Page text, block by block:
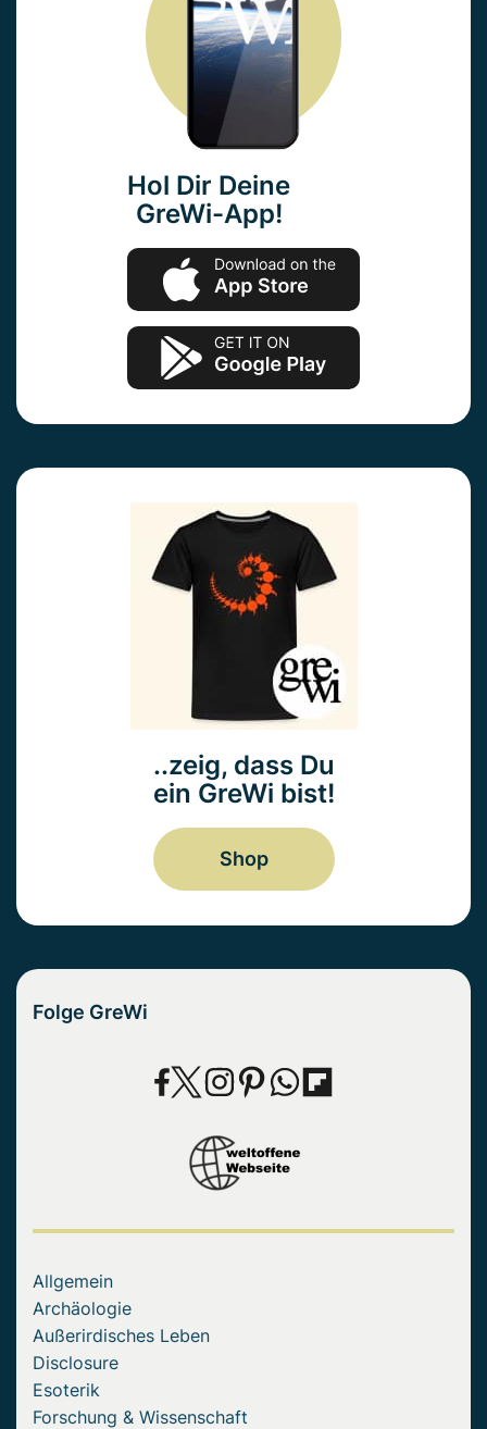
Hol Dir Deine
GreWi-App!
..zeig, dass Du
ein GreWi bist!
Shop
Folge GreWi
Allgemein
Archäologie
Außerirdisches Leben
Disclosure
Esoterik
Forschung & Wissenschaft